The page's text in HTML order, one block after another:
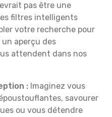
pas être une
filtres intelligents
votre recherche pour
un aperçu des
attendent dans nos
: Imaginez vous
savourer
ou vous détendre